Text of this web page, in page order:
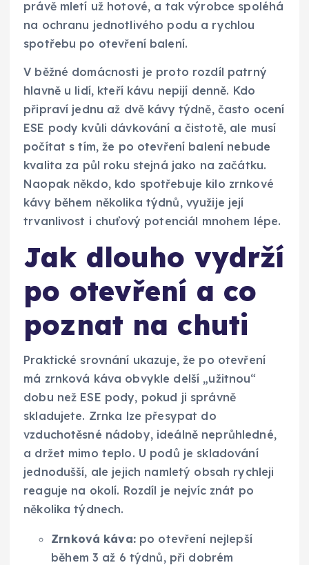
právě mletí už hotové, a tak výrobce spoléhá
na ochranu jednotlivého podu a rychlou
spotřebu po otevření balení.
V běžné domácnosti je proto rozdíl patrný
hlavně u lidí, kteří kávu nepijí denně. Kdo
připraví jednu až dvě kávy týdně, často ocení
ESE pody kvůli dávkování a čistotě, ale musí
počítat s tím, že po otevření balení nebude
kvalita za půl roku stejná jako na začátku.
Naopak někdo, kdo spotřebuje kilo zrnkové
kávy během několika týdnů, využije její
trvanlivost i chuťový potenciál mnohem lépe.
Jak dlouho vydrží
po otevření a co
poznat na chuti
Praktické srovnání ukazuje, že po otevření
má zrnková káva obvykle delší „užitnou“
dobu než ESE pody, pokud ji správně
skladujete. Zrnka lze přesypat do
vzduchotěsné nádoby, ideálně neprůhledné,
a držet mimo teplo. U podů je skladování
jednodušší, ale jejich namletý obsah rychleji
reaguje na okolí. Rozdíl je nejvíc znát po
několika týdnech.
Zrnková káva:po otevření nejlepší
během 3 až 6 týdnů, při dobrém